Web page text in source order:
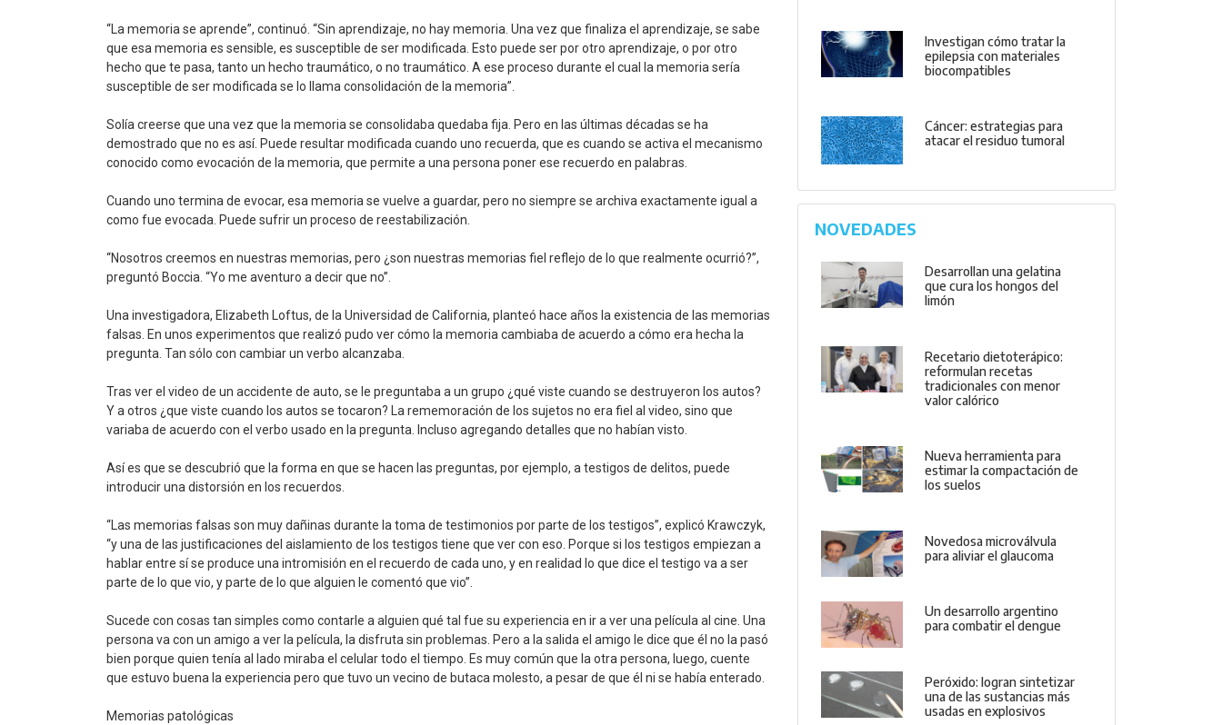
“La memoria se aprende”, continuó. “Sin aprendizaje, no hay memoria. Una vez que finaliza el aprendizaje, se sabe
que esa memoria es sensible, es susceptible de ser modificada. Esto puede ser por otro aprendizaje, o por otro
hecho que te pasa, tanto un hecho traumático, o no traumático. A ese proceso durante el cual la memoria sería
susceptible de ser modificada se lo llama consolidación de la memoria”.
Solía creerse que una vez que la memoria se consolidaba quedaba fija. Pero en las últimas décadas se ha
demostrado que no es así. Puede resultar modificada cuando uno recuerda, que es cuando se activa el mecanismo
conocido como evocación de la memoria, que permite a una persona poner ese recuerdo en palabras.
Cuando uno termina de evocar, esa memoria se vuelve a guardar, pero no siempre se archiva exactamente igual a
como fue evocada. Puede sufrir un proceso de reestabilización.
“Nosotros creemos en nuestras memorias, pero ¿son nuestras memorias fiel reflejo de lo que realmente ocurrió?”,
preguntó Boccia. “Yo me aventuro a decir que no”.
Una investigadora, Elizabeth Loftus, de la Universidad de California, planteó hace años la existencia de las memorias
falsas. En unos experimentos que realizó pudo ver cómo la memoria cambiaba de acuerdo a cómo era hecha la
pregunta. Tan sólo con cambiar un verbo alcanzaba.
Tras ver el video de un accidente de auto, se le preguntaba a un grupo ¿qué viste cuando se destruyeron los autos?
Y a otros ¿que viste cuando los autos se tocaron? La rememoración de los sujetos no era fiel al video, sino que
variaba de acuerdo con el verbo usado en la pregunta. Incluso agregando detalles que no habían visto.
Así es que se descubrió que la forma en que se hacen las preguntas, por ejemplo, a testigos de delitos, puede
introducir una distorsión en los recuerdos.
“Las memorias falsas son muy dañinas durante la toma de testimonios por parte de los testigos”, explicó Krawczyk,
“y una de las justificaciones del aislamiento de los testigos tiene que ver con eso. Porque si los testigos empiezan a
hablar entre sí se produce una intromisión en el recuerdo de cada uno, y en realidad lo que dice el testigo va a ser
parte de lo que vio, y parte de lo que alguien le comentó que vio”.
Sucede con cosas tan simples como contarle a alguien qué tal fue su experiencia en ir a ver una película al cine. Una
persona va con un amigo a ver la película, la disfruta sin problemas. Pero a la salida el amigo le dice que él no la pasó
bien porque quien tenía al lado miraba el celular todo el tiempo. Es muy común que la otra persona, luego, cuente
que estuvo buena la experiencia pero que tuvo un vecino de butaca molesto, a pesar de que él ni se había enterado.
Memorias patológicas
Investigan cómo tratar la
epilepsia con materiales
biocompatibles
Cáncer: estrategias para
atacar el residuo tumoral
NOVEDADES
Desarrollan una gelatina
que cura los hongos del
limón
Recetario dietoterápico:
reformulan recetas
tradicionales con menor
valor calórico
Nueva herramienta para
estimar la compactación de
los suelos
Novedosa microválvula
para aliviar el glaucoma
Un desarrollo argentino
para combatir el dengue
Peróxido: logran sintetizar
una de las sustancias más
usadas en explosivos